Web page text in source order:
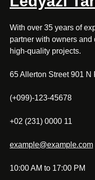
With over 35 years of
partner with owners
high-quality projects.
65 Allerton Street 901 N
(+099)-123-45678
+02 (231) 0000 11
example@example.com
10:00 AM to 17:00 PM